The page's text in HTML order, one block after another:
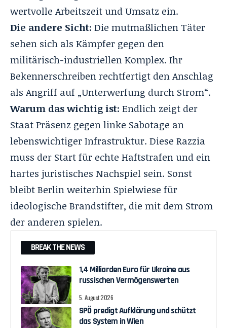
wertvolle Arbeitszeit und Umsatz ein.
Die andere Sicht: Die mutmaßlichen Täter
sehen sich als Kämpfer gegen den
militärisch-industriellen Komplex. Ihr
Bekennerschreiben rechtfertigt den Anschlag
als Angriff auf „Unterwerfung durch Strom“.
Warum das wichtig ist: Endlich zeigt der
Staat Präsenz gegen linke Sabotage an
lebenswichtiger Infrastruktur. Diese Razzia
muss der Start für echte Haftstrafen und ein
hartes juristisches Nachspiel sein. Sonst
bleibt Berlin weiterhin Spielwiese für
ideologische Brandstifter, die mit dem Strom
der anderen spielen.
BREAK THE NEWS
1,4 Milliarden Euro für Ukraine aus
russischen Vermögenswerten
5. August 2026
SPÖ predigt Aufklärung und schützt
das System in Wien